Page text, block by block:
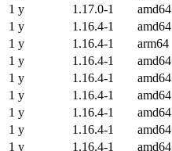
1 y
1.17.0-1 amd64
1 y
1.16.4-1 amd64
1 y
1.16.4-1 arm64
1 y
1.16.4-1 amd64
1 y
1.16.4-1 amd64
1 y
1.16.4-1 amd64
1 y
1.16.4-1 amd64
1 y
1.16.4-1 amd64
1 y
1.16.4-1 amd64